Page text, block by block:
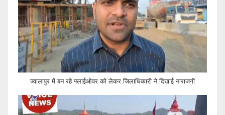
ज्वालापुर में बन रहे फ्लाईओवर को लेकर जिलाधिकारी ने दिखाई नाराजगी